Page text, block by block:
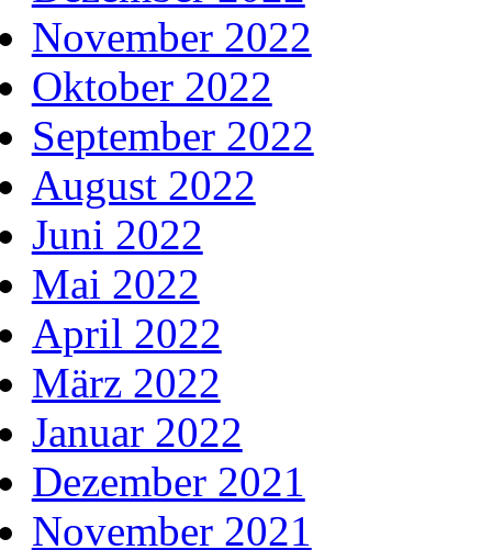
November 2022
Oktober 2022
September 2022
August 2022
Juni 2022
Mai 2022
April 2022
März 2022
Januar 2022
Dezember 2021
November 2021